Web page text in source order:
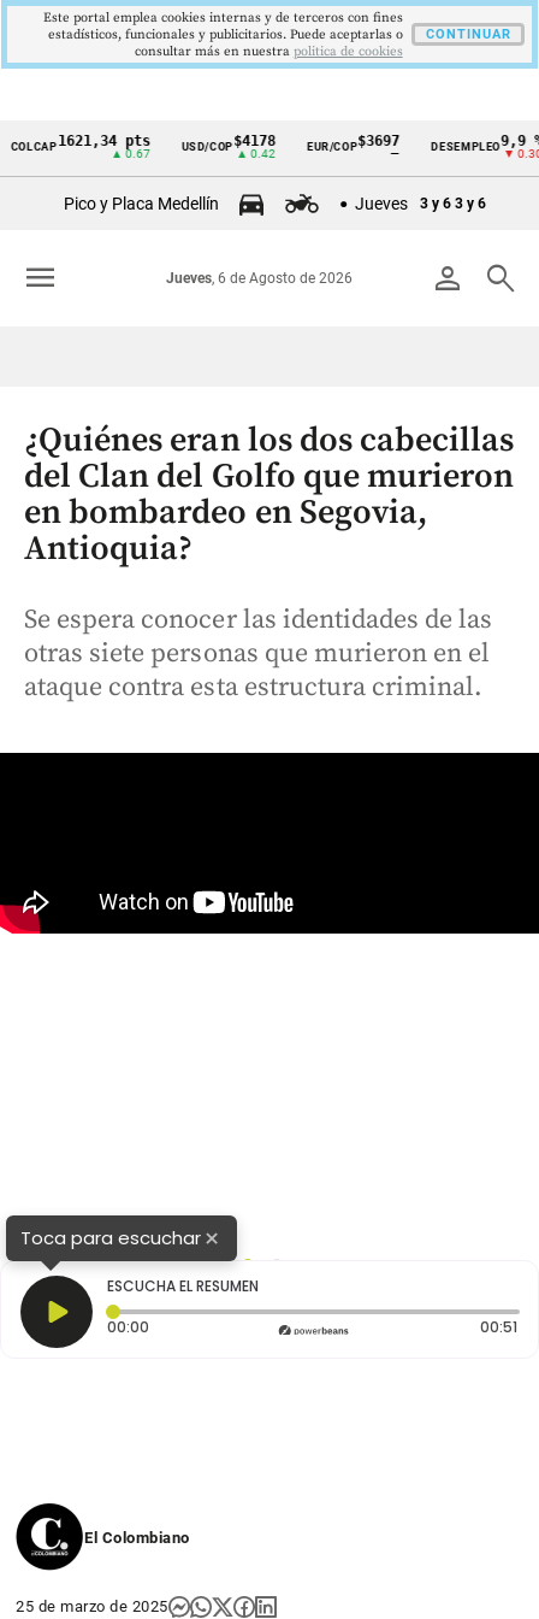
Cintillo
Colombia
1621,34 pts USD/COP$4178
▲ 0.42
EUR/COP$3697
—
DESEMPLEO9,9 %
▼ 0.30
Pico y Placa Medellín Jueves 3 y 6 3 y 6
person search
Jueves, 6 de Agosto de 2026
menu
¿Quiénes eran los dos cabecillas
del Clan del Golfo que murieron
en bombardeo en Segovia,
Antioquia?
Se espera conocer las identidades de las
otras siete personas que murieron en el
ataque contra esta estructura criminal.
Toca para escuchar×
ESCUCHA EL RESUMEN
00:00 Tiempo transcurrido: 0 segundos 00:51
El Colombiano
25 de marzo de 2025
Este portal emplea cookies internas y de terceros con fines
estadísticos, funcionales y publicitarios. Puede aceptarlas o
consultar más en nuestra politica de cookies
CONTINUAR